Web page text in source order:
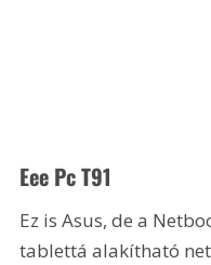
Eee Pc T91
Ez is Asus, de a
tablettá alakítható